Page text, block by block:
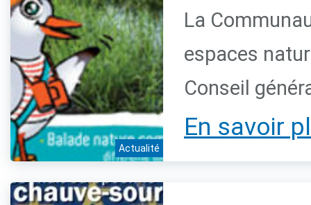
Actualité
La
espaces
Conseil
En savoir